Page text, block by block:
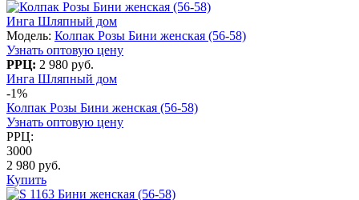
Инга Шляпный дом
Модель: Колпак Розы Бини женская (56-58)
Узнать оптовую цену
РРЦ: 2 980 руб.
Инга Шляпный дом
-1%
Колпак Розы Бини женская (56-58)
Узнать оптовую цену
РРЦ:
3000
2 980 руб.
Купить